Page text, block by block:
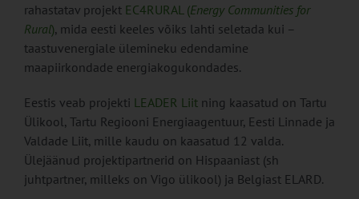
rahastatav projektEC4RURAL (Energy Communities for
Rural), mida eesti keeles võiks lahti seletada kui –
taastuvenergiale ülemineku edendamine
maapiirkondade energiakogukondades.
Eestis veab projekti LEADER Liitning kaasatud on Tartu
Ülikool, Tartu Regiooni Energiaagentuur, Eesti Linnade ja
Valdade Liit, mille kaudu on kaasatud 12 valda.
Ülejäänud projektipartnerid on Hispaaniast (sh
juhtpartner, milleks on Vigo ülikool) ja Belgiast ELARD.